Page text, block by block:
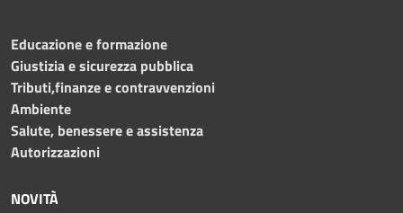
Educazione e formazione
Giustizia e sicurezza pubblica
Tributi,finanze e contravvenzioni
Ambiente
Salute, benessere e assistenza
Autorizzazioni
NOVITÀ